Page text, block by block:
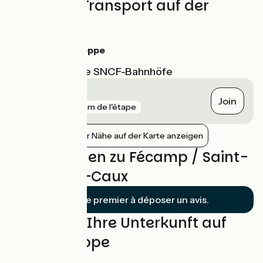
Züge und Transport auf der
Gare de Dieppe
Nächstgelegene SNCF-Bahnhöfe
150 m de l'étape Join
Bahnhöfe in der Nähe auf der Karte anzeigen
Bewertungen zu Fécamp / Saint-
Valery-en-Caux
Soyez le premier à déposer un avis.
Finden Sie Ihre Unterkunft auf
dieser Etappe